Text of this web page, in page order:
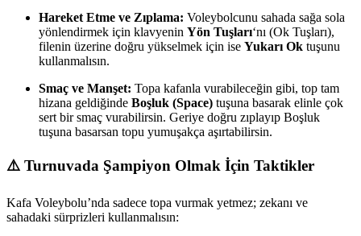
Hareket Etme ve Zıplama: Voleybolcunu sahada sağa sola
yönlendirmek için klavyenin Yön Tuşları‘nı (Ok Tuşları),
filenin üzerine doğru yükselmek için ise Yukarı Ok tuşunu
kullanmalısın.
Smaç ve Manşet: Topa kafanla vurabileceğin gibi, top tam
hizana geldiğinde Boşluk (Space) tuşuna basarak elinle çok
sert bir smaç vurabilirsin. Geriye doğru zıplayıp Boşluk
tuşuna basarsan topu yumuşakça aşırtabilirsin.
⚠️ Turnuvada Şampiyon Olmak İçin Taktikler
Kafa Voleybolu’nda sadece topa vurmak yetmez; zekanı ve
sahadaki sürprizleri kullanmalısın: